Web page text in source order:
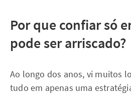
Por que confiar só
pode ser arriscado?
Ao longo dos anos, vi muitos
tudo em apenas uma